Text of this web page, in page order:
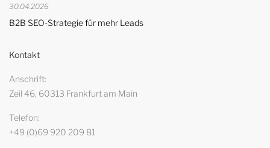
30.04.2026
B2B SEO-Strategie für mehr Leads
Kontakt
Anschrift
Zeil 46, 60313 Frankfurt am Main
Telefon
+49 (0)69 920 209 81